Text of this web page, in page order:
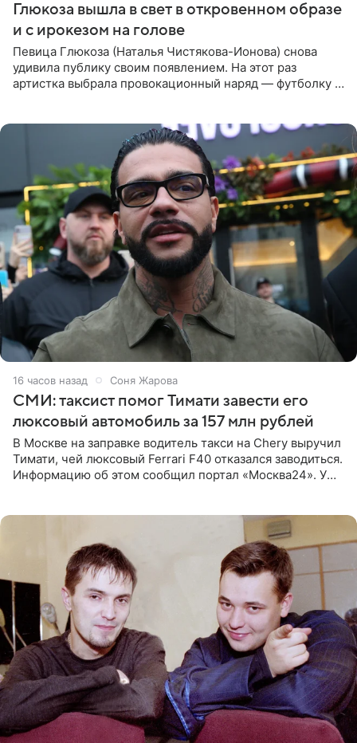
Глюкоза вышла в свет в откровенном образе
и с ирокезом на голове
Певица Глюкоза (Наталья Чистякова-Ионова) снова
удивила публику своим появлением. На этот раз
артистка выбрала провокационный наряд — футболку с
16 часов назад Соня Жарова
СМИ: таксист помог Тимати завести его
люксовый автомобиль за 157 млн рублей
В Москве на заправке водитель такси на Chery выручил
Тимати, чей люксовый Ferrari F40 отказался заводиться.
Информацию об этом сообщил портал «Москва24». У